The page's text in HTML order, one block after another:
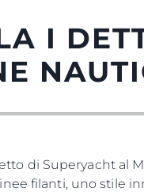
I
di Superyacht al
filanti, uno stile